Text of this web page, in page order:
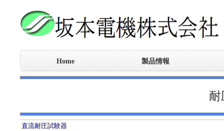
Home 製品情報
フィルムコンデンサ
高周波オイルコンデンサ
CR複合部品
サージ防護デバイス
CRVスナバ
高出力電源装置
耐圧検査機
イオナイザー
モーターブレーキ電源
MotoCarrou
特殊
機械
制御
エポ
耐
直流耐圧試験器